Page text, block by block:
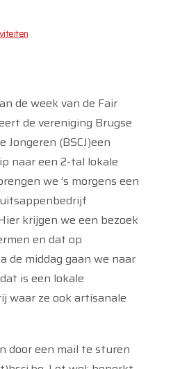
de week van de Fair
de vereniging Brugse
Jongeren (BSCJ)een
naar een 2-tal lokale
we ’s morgens een
krijgen we een bezoek
en dat op
de middag gaan we naar
is een lokale
waar ze ook artisanale
door een mail te sturen